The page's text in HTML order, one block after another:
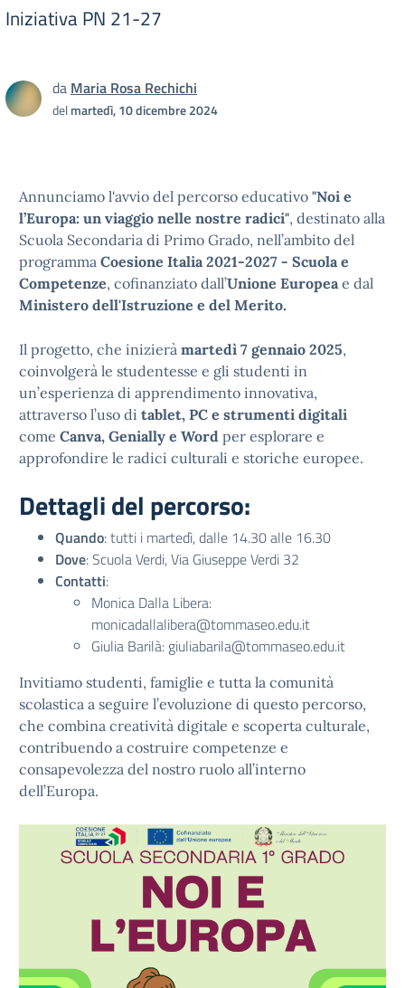
Iniziativa PN 21-27
da Maria Rosa Rechichi
delmartedì, 10 dicembre 2024
Annunciamo l'avvio del percorso educativo "Noi e
l’Europa: un viaggio nelle nostre radici", destinato alla
Scuola Secondaria di Primo Grado, nell’ambito del
programma Coesione Italia 2021-2027 - Scuola e
Competenze, cofinanziato dall’Unione Europeae dal
Ministero dell'Istruzione e del Merito.
Il progetto, che inizierà martedì 7 gennaio 2025,
coinvolgerà le studentesse e gli studenti in
un’esperienza di apprendimento innovativa,
attraverso l’uso di tablet, PC e strumenti digitali
come Canva, Genially e Word per esplorare e
approfondire le radici culturali e storiche europee.
Dettagli del percorso:
Quando: tutti i martedì, dalle 14.30 alle 16.30
Dove: Scuola Verdi, Via Giuseppe Verdi 32
Contatti:
Monica Dalla Libera:
monicadallalibera@tommaseo.edu.it
Giulia Barilà: giuliabarila@tommaseo.edu.it
Invitiamo studenti, famiglie e tutta la comunità
scolastica a seguire l’evoluzione di questo percorso,
che combina creatività digitale e scoperta culturale,
contribuendo a costruire competenze e
consapevolezza del nostro ruolo all’interno
dell’Europa.